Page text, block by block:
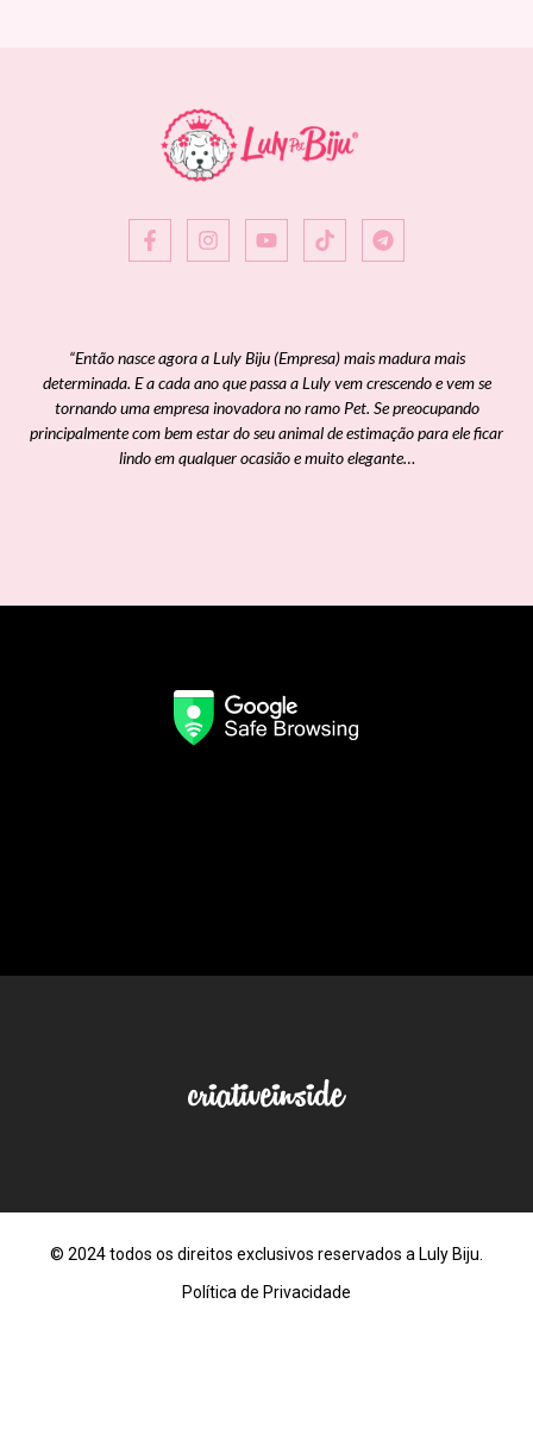
“Então nasce agora a Luly Biju (Empresa) mais madura mais
determinada. E a cada ano que passa a Luly vem crescendo e vem se
tornando uma empresa inovadora no ramo Pet. Se preocupando
principalmente com bem estar do seu animal de estimação para ele ficar
lindo em qualquer ocasião e muito elegante…
© 2024 todos os direitos exclusivos reservados a Luly Biju.
Política de Privacidade